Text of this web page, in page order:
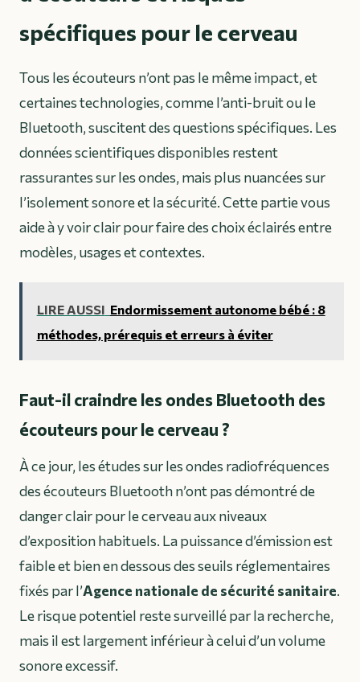
spécifiques pour le cerveau
Tous les écouteurs n’ont pas le même impact, et
certaines technologies, comme l’anti-bruit ou le
Bluetooth, suscitent des questions spécifiques. Les
données scientifiques disponibles restent
rassurantes sur les ondes, mais plus nuancées sur
l’isolement sonore et la sécurité. Cette partie vous
aide à y voir clair pour faire des choix éclairés entre
modèles, usages et contextes.
LIRE AUSSI Endormissement autonome bébé : 8
méthodes, prérequis et erreurs à éviter
Faut-il craindre les ondes Bluetooth des
écouteurs pour le cerveau ?
À ce jour, les études sur les ondes radiofréquences
des écouteurs Bluetooth n’ont pas démontré de
danger clair pour le cerveau aux niveaux
d’exposition habituels. La puissance d’émission est
faible et bien en dessous des seuils réglementaires
fixés par l’Agence nationale de sécurité sanitaire.
Le risque potentiel reste surveillé par la recherche,
mais il est largement inférieur à celui d’un volume
sonore excessif.